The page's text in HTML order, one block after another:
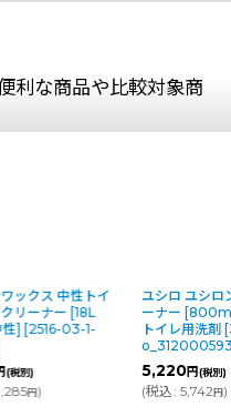
利な商品や比較対象商
ックス 中性トイ
リーナー [18L
] [2516-03-1-
(税別)
円)
ユシロ ユシロ
ーナー
トイレ用洗剤 [
5,220円(税別)
(税込: 5,742円)